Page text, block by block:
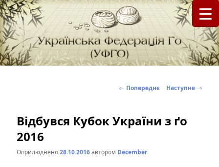
Українська Федерація Го (УФГО)
федерація Го (Бадук, Вейці) в Україні
Навігація
← Попереднє Наступне →
Відбувся Кубок України з ґо
2016
Оприлюднено28.10.2016автором December